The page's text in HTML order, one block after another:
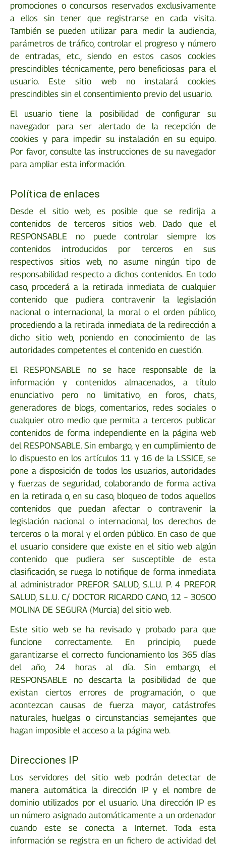
promociones o concursos reservados exclusivamente
a ellos sin tener que registrarse en cada visita.
También se pueden utilizar para medir la audiencia,
parámetros de tráfico, controlar el progreso y número
de entradas, etc., siendo en estos casos cookies
prescindibles técnicamente, pero beneficiosas para el
usuario. Este sitio web no instalará cookies
prescindibles sin el consentimiento previo del usuario.
El usuario tiene la posibilidad de configurar su
navegador para ser alertado de la recepción de
cookies y para impedir su instalación en su equipo.
Por favor, consulte las instrucciones de su navegador
para ampliar esta información.
Política de enlaces
Desde el sitio web, es posible que se redirija a
contenidos de terceros sitios web. Dado que el
RESPONSABLE no puede controlar siempre los
contenidos introducidos por terceros en sus
respectivos sitios web, no asume ningún tipo de
responsabilidad respecto a dichos contenidos. En todo
caso, procederá a la retirada inmediata de cualquier
contenido que pudiera contravenir la legislación
nacional o internacional, la moral o el orden público,
procediendo a la retirada inmediata de la redirección a
dicho sitio web, poniendo en conocimiento de las
autoridades competentes el contenido en cuestión.
El RESPONSABLE no se hace responsable de la
información y contenidos almacenados, a título
enunciativo pero no limitativo, en foros, chats,
generadores de blogs, comentarios, redes sociales o
cualquier otro medio que permita a terceros publicar
contenidos de forma independiente en la página web
del RESPONSABLE. Sin embargo, y en cumplimiento de
lo dispuesto en los artículos 11 y 16 de la LSSICE, se
pone a disposición de todos los usuarios, autoridades
y fuerzas de seguridad, colaborando de forma activa
en la retirada o, en su caso, bloqueo de todos aquellos
contenidos que puedan afectar o contravenir la
legislación nacional o internacional, los derechos de
terceros o la moral y el orden público. En caso de que
el usuario considere que existe en el sitio web algún
contenido que pudiera ser susceptible de esta
clasificación, se ruega lo notifique de forma inmediata
al administrador PREFOR SALUD, S.L.U. P. 4 PREFOR
SALUD, S.L.U. C/ DOCTOR RICARDO CANO, 12 – 30500
MOLINA DE SEGURA (Murcia) del sitio web.
Este sitio web se ha revisado y probado para que
funcione correctamente. En principio, puede
garantizarse el correcto funcionamiento los 365 días
del año, 24 horas al día. Sin embargo, el
RESPONSABLE no descarta la posibilidad de que
existan ciertos errores de programación, o que
acontezcan causas de fuerza mayor, catástrofes
naturales, huelgas o circunstancias semejantes que
hagan imposible el acceso a la página web.
Direcciones IP
Los servidores del sitio web podrán detectar de
manera automática la dirección IP y el nombre de
dominio utilizados por el usuario. Una dirección IP es
un número asignado automáticamente a un ordenador
cuando este se conecta a Internet. Toda esta
información se registra en un fichero de actividad del